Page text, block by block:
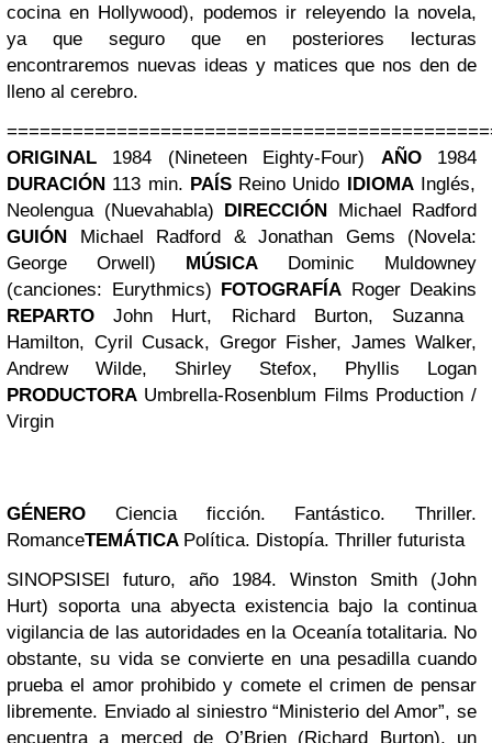
cocina en Hollywood), podemos ir releyendo la novela,
ya que seguro que en posteriores lecturas
encontraremos nuevas ideas y matices que nos den de
lleno al cerebro.
ORIGINAL 1984 (Nineteen Eighty-Four) AÑO 1984
DURACIÓN 113 min. PAÍS Reino Unido IDIOMAInglés,
Neolengua (Nuevahabla) DIRECCIÓN Michael Radford
GUIÓN Michael Radford & Jonathan Gems (Novela:
George Orwell) MÚSICA Dominic Muldowney
(canciones: Eurythmics) FOTOGRAFÍA Roger Deakins
REPARTOJohn Hurt, Richard Burton, Suzanna
Hamilton, Cyril Cusack, Gregor Fisher, James Walker,
Andrew Wilde, Shirley Stefox, Phyllis Logan
PRODUCTORA Umbrella-Rosenblum Films Production /
Virgin
GÉNERO Ciencia ficción. Fantástico. Thriller.
RomanceTEMÁTICA Política. Distopía. Thriller futurista
SINOPSISEl futuro, año 1984. Winston Smith (John
Hurt) soporta una abyecta existencia bajo la continua
vigilancia de las autoridades en la Oceanía totalitaria. No
obstante, su vida se convierte en una pesadilla cuando
prueba el amor prohibido y comete el crimen de pensar
libremente. Enviado al siniestro “Ministerio del Amor”, se
encuentra a merced de O’Brien (Richard Burton), un